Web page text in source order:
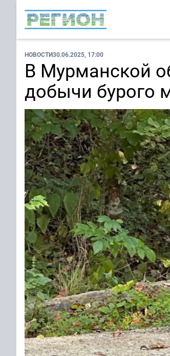
НОВОСТИ30.06.2025, 17:00
В Мурманской
добычи бурого